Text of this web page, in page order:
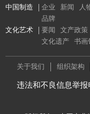
中国制造 企业 新闻 人
品牌
文化艺术
要闻 文产政策
文化遗产
书画
关于我们 组织架构
违法和不良信息举报